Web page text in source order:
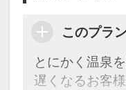
このプラ
とにかく温泉
遅くなるお客